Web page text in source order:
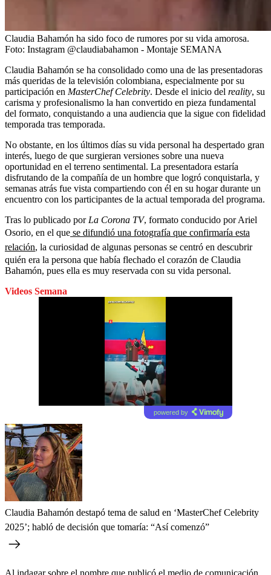
Claudia Bahamón ha sido foco de rumores por su vida amorosa.
Foto: Instagram @claudiabahamon - Montaje SEMANA
Claudia Bahamón se ha consolidado como una de las presentadoras
más queridas de la televisión colombiana, especialmente por su
participación en MasterChef Celebrity. Desde el inicio del reality, su
carisma y profesionalismo la han convertido en pieza fundamental
del formato, conquistando a una audiencia que la sigue con fidelidad
temporada tras temporada.
No obstante, en los últimos días su vida personal ha despertado gran
interés, luego de que surgieran versiones sobre una nueva
oportunidad en el terreno sentimental. La presentadora estaría
disfrutando de la compañía de un hombre que logró conquistarla, y
semanas atrás fue vista compartiendo con él en su hogar durante un
encuentro con los participantes de la actual temporada del programa.
Tras lo publicado porLa Corona TV, formato conducido por Ariel
Osorio, en el que se difundió una fotografía que confirmaría esta
relación, la curiosidad de algunas personas se centró en descubrir
quién era la persona que había flechado el corazón de Claudia
Bahamón, pues ella es muy reservada con su vida personal.
Videos Semana
powered by
Claudia Bahamón destapó tema de salud en ‘MasterChef Celebrity
2025’; habló de decisión que tomaría: “Así comenzó”